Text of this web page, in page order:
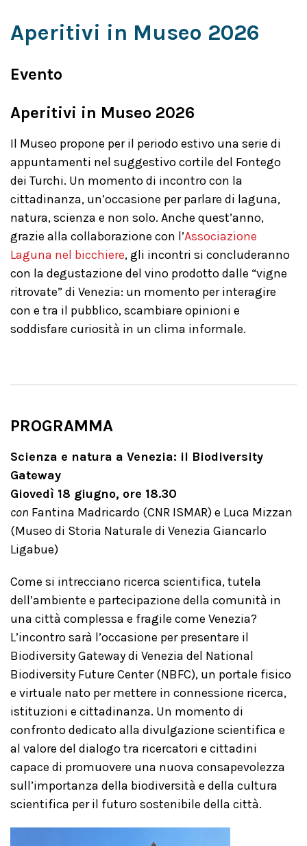
Aperitivi in Museo 2026
Evento
Aperitivi in Museo 2026
Il Museo propone per il periodo estivo una serie di
appuntamenti nel suggestivo cortile del Fontego
dei Turchi. Un momento di incontro con la
cittadinanza, un’occasione per parlare di laguna,
natura, scienza e non solo. Anche quest’anno,
grazie alla collaborazione con l’Associazione
Laguna nel bicchiere, gli incontri si concluderanno
con la degustazione del vino prodotto dalle “vigne
ritrovate” di Venezia: un momento per interagire
con e tra il pubblico, scambiare opinioni e
soddisfare curiosità in un clima informale.
PROGRAMMA
Scienza e natura a Venezia: il Biodiversity
Gateway
Giovedì 18 giugno, ore 18.30
con Fantina Madricardo (CNR ISMAR) e Luca Mizzan
(Museo di Storia Naturale di Venezia Giancarlo
Ligabue)
Come si intrecciano ricerca scientifica, tutela
dell’ambiente e partecipazione della comunità in
una città complessa e fragile come Venezia?
L’incontro sarà l’occasione per presentare il
Biodiversity Gateway di Venezia del National
Biodiversity Future Center (NBFC), un portale fisico
e virtuale nato per mettere in connessione ricerca,
istituzioni e cittadinanza. Un momento di
confronto dedicato alla divulgazione scientifica e
al valore del dialogo tra ricercatori e cittadini
capace di promuovere una nuova consapevolezza
sull’importanza della biodiversità e della cultura
scientifica per il futuro sostenibile della città.